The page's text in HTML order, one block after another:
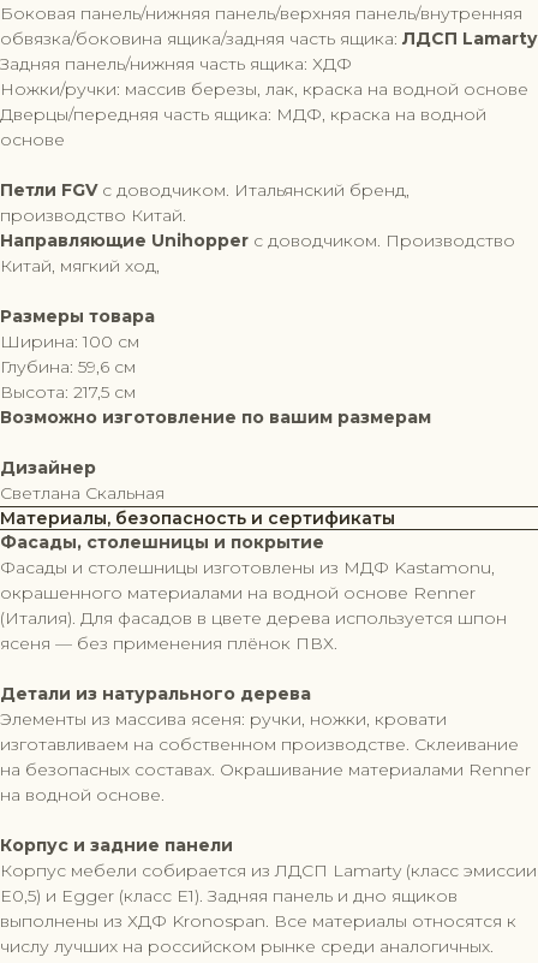
Боковая панель/нижняя панель/верхняя панель/внутренняя
обвязка/боковина ящика/задняя часть ящика: ЛДСП Lamarty
Задняя панель/нижняя часть ящика: ХДФ
Ножки/ручки: массив березы, лак, краска на водной основе
Дверцы/передняя часть ящика: МДФ, краска на водной
основе
Петли FGVс доводчиком. Итальянский бренд,
производство Китай.
Направляющие Unihopper с доводчиком. Производство
Китай, мягкий ход,
Размеры товара
Ширина: 100 см
Глубина: 59,6 см
Высота: 217,5 см
Возможно изготовление по вашим размерам
Дизайнер
Светлана Скальная
Материалы, безопасность и сертификаты
Фасады, столешницы и покрытие
Фасады и столешницы изготовлены из МДФ Kastamonu,
окрашенного материалами на водной основе Renner
(Италия). Для фасадов в цвете дерева используется шпон
ясеня — без применения плёнок ПВХ.
Детали из натурального дерева
Элементы из массива ясеня: ручки, ножки, кровати
изготавливаем на собственном производстве. Склеивание
на безопасных составах. Окрашивание материалами Renner
на водной основе.
Корпус и задние панели
Корпус мебели собирается из ЛДСП Lamarty (класс эмиссии
Е0,5) и Egger (класс Е1). Задняя панель и дно ящиков
выполнены из ХДФ Kronospan. Все материалы относятся к
числу лучших на российском рынке среди аналогичных.